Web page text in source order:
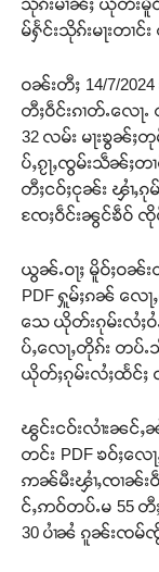
သိုၵ်းမၢၼ်ႈ ယိုတ်းမိူ
မ်ႁႅင်းသိုၵ်းမႃးတၢင်
ဝၼ်းတီႈ 14/7/
တီႈဝဵင်းၵၢတ်ႉလေႃ
32 လမ်း မႃးၶွၼ်
ပ်ႇၵႂႃႇၸွမ်းသဵၼ်ႈတၢ
တီႈငဝ်ႈငုၼ်း ၾၢႆႇၵု
ၸႄႈဝဵင်းၼွင်ၶဵဝ် ၸို
ယွၼ်ႉဝႃႈ မိူဝ်ႈဝၼ်း
PDF ႁူမ်ႈၵၼ် လေ
သေ ယိုတ်းၵုမ်းလႆႈဝႆ
ပ်ႇလေႃႇတိုၵ်း တပ်
ယိုတ်ႈၵုမ်းလႆႈထႅင်ႈ
ၽွင်းငဝ်းလၢႆးၼင်ႇ
တင်း PDF ၶဝ်ႈလေ
ဢၼ်မီးၾၢႆႇၸၢၼ်း
င်ႇဢဝ်တပ်ႉမ 55 တီ
30 ပၢႆၼႆ ၵူၼ်းၸမ်ၸႂ်